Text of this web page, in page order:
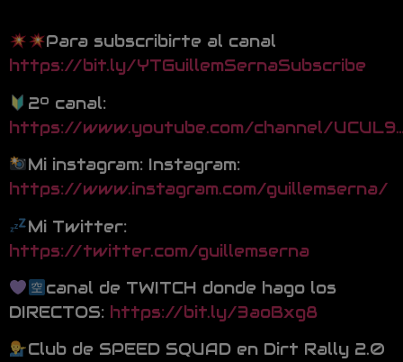
Para subscribirte al canal
https://bit.ly/YTGuillemSernaSubscribe
2º canal:
https://www.youtube.com/channel/
Mi instagram: Instagram:
https://www.instagram.com/guillemserna/
Mi Twitter:
https://twitter.com/guillemserna
canal de TWITCH donde hago los
DIRECTOS: https://bit.ly/3aoBxg8
Club de SPEED SQUAD en Dirt Rally 2.0